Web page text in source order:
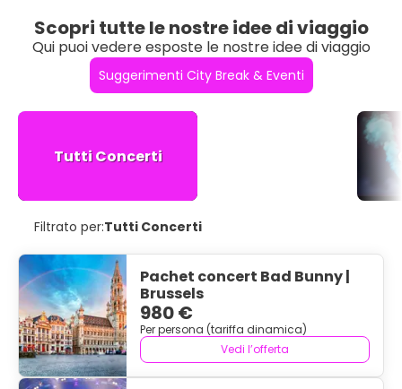
Scopri tutte le nostre idee di viaggio
Qui puoi vedere esposte le nostre idee di viaggio
Suggerimenti City Break & Eventi
Tutti Concerti
Filtrato per:Tutti Concerti
Pachet concert Bad Bunny |
Brussels
980 €
Per persona (tariffa dinamica)
Vedi l’offerta